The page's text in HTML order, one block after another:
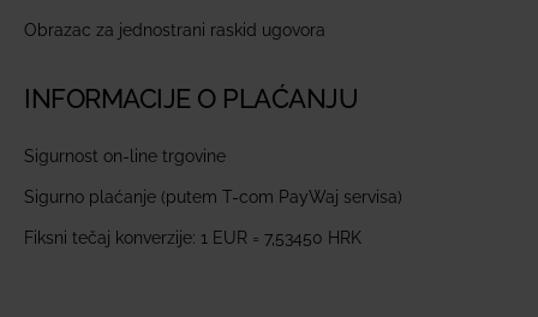
Obrazac za jednostrani raskid ugovora
INFORMACIJE O PLAĆANJU
Sigurnost on-line trgovine
Sigurno plaćanje (putem T-com PayWaj servisa)
Fiksni tečaj konverzije: 1 EUR = 7,53450 HRK